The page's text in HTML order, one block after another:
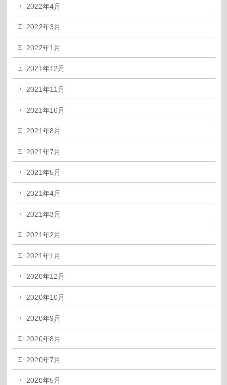
2022年4月
2022年3月
2022年1月
2021年12月
2021年11月
2021年10月
2021年8月
2021年7月
2021年5月
2021年4月
2021年3月
2021年2月
2021年1月
2020年12月
2020年10月
2020年9月
2020年8月
2020年7月
2020年5月